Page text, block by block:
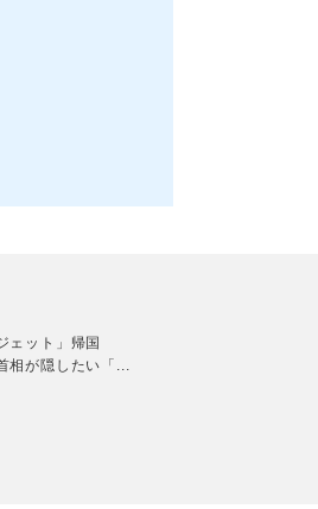
ット」帰国
相が隠したい「...